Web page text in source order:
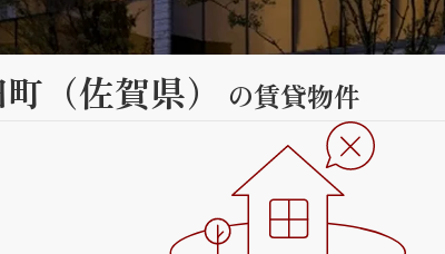
東北 関東
中国・四国 九州
（佐賀県） の賃貸物件